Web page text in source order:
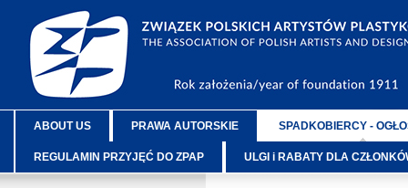
ABOUT US PRAWA AUTORSKIE SPADKOBIERCY -
REGULAMIN PRZYJĘĆ DO ZPAP ULGI i RABATY DLA